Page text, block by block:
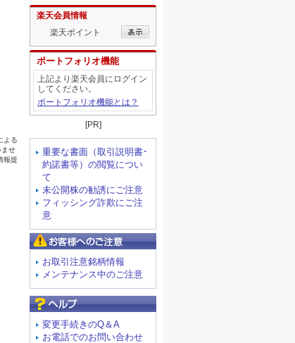
楽天会員情報
楽天ポイント
ポートフォリオ機能
上記より楽天会員にログイン
してください。
ポートフォリオ機能とは？
[PR]
重要な書面（取引説明書･
約諾書等）の閲覧につい
て
未公開株の勧誘にご注意
フィッシング詐欺にご注
意
お取引注意銘柄情報
メンテナンス中のご注意
変更手続きのQ＆A
お電話でのお問い合わせ